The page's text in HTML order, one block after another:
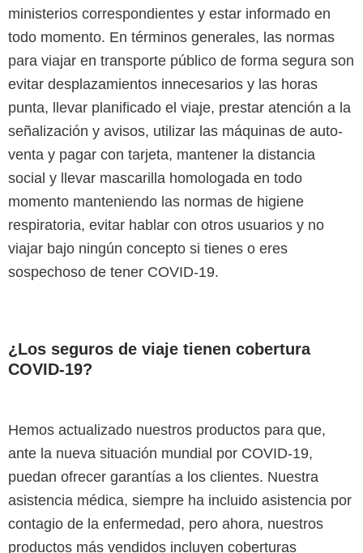
ministerios correspondientes y estar informado en
todo momento. En términos generales, las normas
para viajar en transporte público de forma segura son
evitar desplazamientos innecesarios y las horas
punta, llevar planificado el viaje, prestar atención a la
señalización y avisos, utilizar las máquinas de auto-
venta y pagar con tarjeta, mantener la distancia
social y llevar mascarilla homologada en todo
momento manteniendo las normas de higiene
respiratoria, evitar hablar con otros usuarios y no
viajar bajo ningún concepto si tienes o eres
sospechoso de tener COVID-19.
¿Los seguros de viaje tienen cobertura
COVID-19?
Hemos actualizado nuestros productos para que,
ante la nueva situación mundial por COVID-19,
puedan ofrecer garantías a los clientes. Nuestra
asistencia médica, siempre ha incluido asistencia por
contagio de la enfermedad, pero ahora, nuestros
productos más vendidos incluyen coberturas